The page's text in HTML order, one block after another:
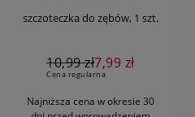
szczoteczka do zębów, 1 szt.
10,99 zł
Cena regularna
7,99 zł
Najniższa cena w okresie 30